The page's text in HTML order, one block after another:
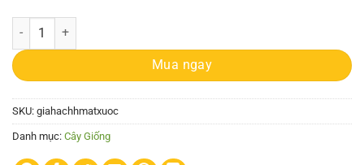
Cốc giống Giả Hạc - Phi Điệp Hồng Ngọc Mắt Xước Mentor 1 thân
Mua ngay
SKU: giahachhmatxuoc
Danh mục: Cây Giống